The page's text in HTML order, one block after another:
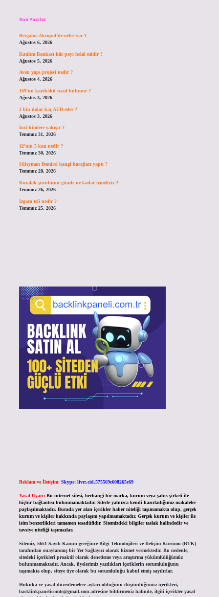
Son Yazılar
Bergama Akropol’de neler var ?
Ağustos 6, 2026
Katılım Bankası kâr payı helal midir ?
Ağustos 5, 2026
Avan yapı projesi nedir ?
Ağustos 4, 2026
169’un karekökü nasıl bulunur ?
Ağustos 3, 2026
2 bin dolar kaç AUD eder ?
Ağustos 3, 2026
İnci kimlere yakışır ?
Temmuz 31, 2026
12’nin 5 katı nedir ?
Temmuz 30, 2026
Süleyman Demirel hangi barajları yaptı ?
Temmuz 28, 2026
Kozalak şurubunu günde ne kadar içmeliyiz ?
Temmuz 26, 2026
Izgara teli nedir ?
Temmuz 25, 2026
Reklam ve İletişim: Skype: live:.cid.575569c608265c69
Yasal Uyarı: Bu internet sitesi, herhangi bir marka, kurum veya şahıs şirketi ile
hiçbir bağlantısı bulunmamaktadır. Sitede yalnızca kendi hazırladığımız makaleler
paylaşılmaktadır. Burada yer alan içerikler haber niteliği taşımamakta olup, gerçek
kurum ve kişiler hakkında paylaşım yapılmamaktadır. Gerçek kurum ve kişiler ile
isim benzerlikleri tamamen tesadüfidir. Sitemizdeki bilgiler taslak halindedir ve
tavsiye niteliği taşımazlar.
Sitemiz, 5651 Sayılı Kanun gereğince Bilgi Teknolojileri ve İletişim Kurumu (BTK)
tarafından onaylanmış bir Yer Sağlayıcı olarak hizmet vermektedir. Bu nedenle,
sitedeki içerikleri proaktif olarak denetleme veya araştırma yükümlülüğümüz
bulunmamaktadır. Ancak, üyelerimiz yazdıkları içeriklerin sorumluluğunu
taşımakta olup, siteye üye olarak bu sorumluluğu kabul etmiş sayılırlar.
Hukuka ve yasal düzenlemelere aykırı olduğunu düşündüğünüz içerikleri,
backlinkpanelicomtr@gmail.comadresine bildirmeniz halinde, ilgili içerikler yasal